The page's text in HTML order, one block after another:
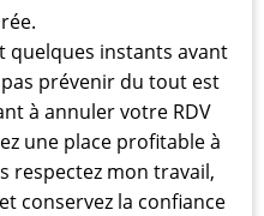
quelques instants avant
prévenir du tout est
à annuler votre RDV
une place profitable à
respectez mon travail,
conservez la confiance